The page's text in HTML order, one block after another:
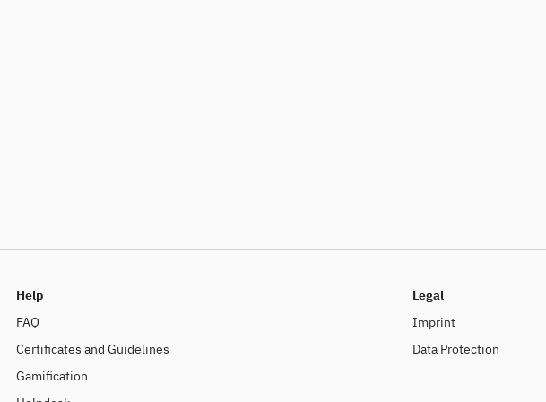
Help
FAQ
Certificates and Guidelines
Gamification
Legal
Imprint
Data Protection